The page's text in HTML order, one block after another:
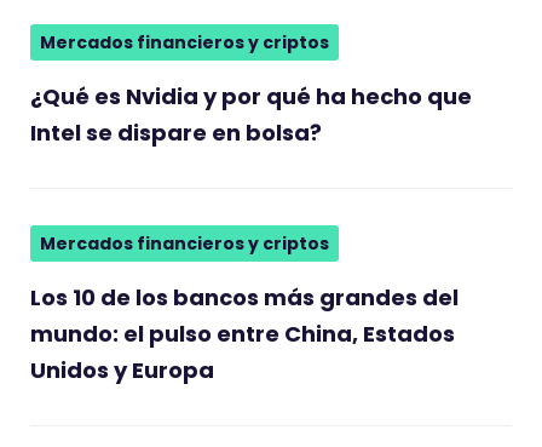
Mercados financieros y criptos
¿Qué es Nvidia y por qué ha hecho que
Intel se dispare en bolsa?
Mercados financieros y criptos
Los 10 de los bancos más grandes del
mundo: el pulso entre China, Estados
Unidos y Europa